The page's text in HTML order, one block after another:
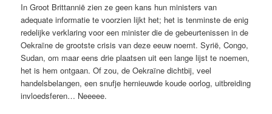
In Groot Brittannië zien ze geen kans hun ministers van
adequate informatie te voorzien lijkt het; het is tenminste de enig
redelijke verklaring voor een minister die de gebeurtenissen in de
Oekraïne de grootste crisis van deze eeuw noemt. Syrië, Congo,
Sudan, om maar eens drie plaatsen uit een lange lijst te noemen,
het is hem ontgaan. Of zou, de Oekraïne dichtbij, veel
handelsbelangen, een snufje hernieuwde koude oorlog, uitbreiding
invloedsferen… Neeeee.